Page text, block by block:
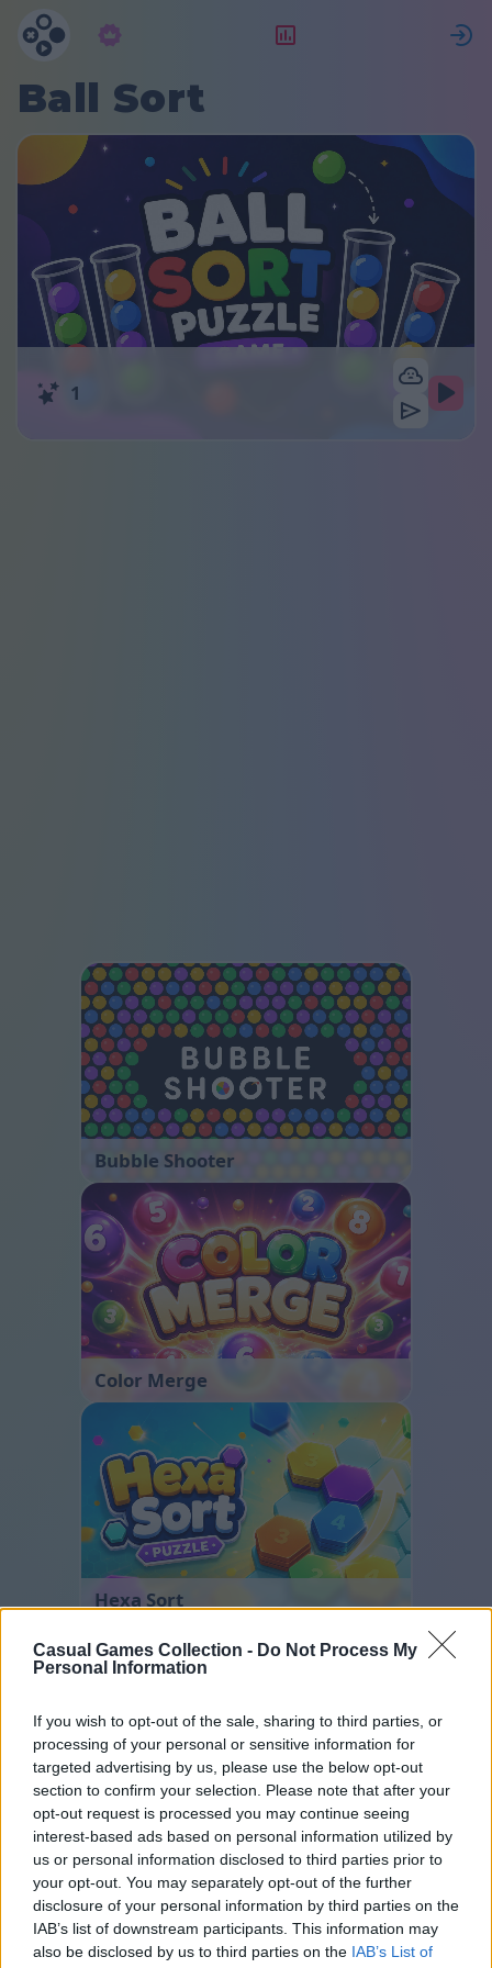
Casual Games Collection - Do Not Process My
Personal Information
If you wish to opt-out of the sale, sharing to third parties, or
processing of your personal or sensitive information for
targeted advertising by us, please use the below opt-out
section to confirm your selection. Please note that after your
opt-out request is processed you may continue seeing
interest-based ads based on personal information utilized by
us or personal information disclosed to third parties prior to
your opt-out. You may separately opt-out of the further
disclosure of your personal information by third parties on the
IAB’s list of downstream participants. This information may
also be disclosed by us to third parties on the IAB’s List of
Ball Sort
1
Bubble Shooter
Color Merge
Hexa Sort
Number Quest